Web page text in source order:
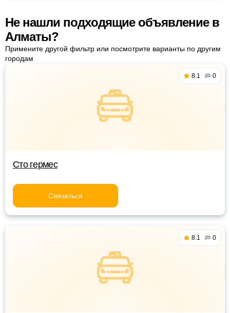
Не нашли подходящие объявление в
Алматы?
Примените другой фильтр или посмотрите варианты по другим
городам
8.1 0
Сто гермес
Связаться
8.1 0